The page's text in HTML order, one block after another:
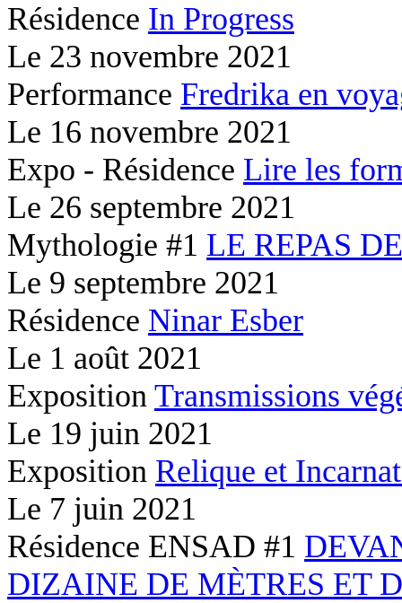
Résidence In Progress
Le 23 novembre 2021
Performance Fredrika en
Le 16 novembre 2021
Expo - Résidence Lire les
Le 26 septembre 2021
Mythologie #1 LE REPAS
Le 9 septembre 2021
Résidence Ninar Esber
Le 1 août 2021
Exposition Transmissions
Le 19 juin 2021
Exposition Relique et
Le 7 juin 2021
Résidence ENSAD #1
DIZAINE DE MÈTRES ET